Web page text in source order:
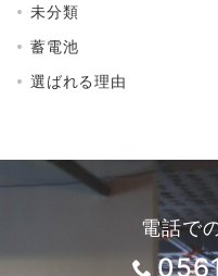
未分類
蓄電池
選ばれる理由
電話で